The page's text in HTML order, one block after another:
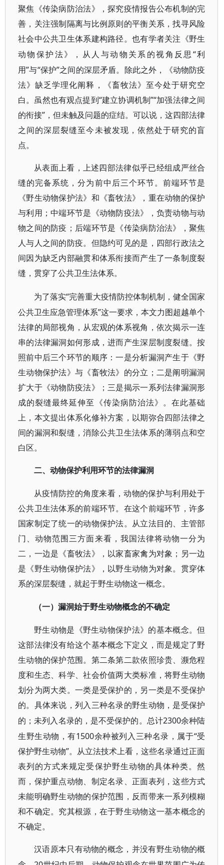
聚焦《传染病防治法》，探究疫情报告公布机制的完
善，关注强制隔离与比例原则的平衡关系，找寻风险
社会中公共卫生体系建构路径。也有学者关注《野生
动物保护法》，从人与动物关系的视角反思 “利
用”与“保护”之间的深层矛盾。除此之外，《动物防疫
法》缺乏学理化阐释，《畜牧法》至今处于研究空
白。虽然也有观点提到“建立协调机制”“加强法律之间
的衔接”，但未触及问题的症结。可以说，这四部法律
之间的深层裂缝至今未被发现，依然处于研究的盲
点。
从表面上看，上述四部法律似乎已经组成严丝合
缝的完备系统，分为前中后三个环节。前端环节是
《野生动物保护法》和《畜牧法》，重在动物的保护
与利用；中端环节是《动物防疫法》，负责动物与动
物之间的防疫；后端环节是《传染病防治法》，聚焦
人与人之间的防疫。但隐约可见的是，四部行政法之
间因为缺乏内部融贯和体系衔接而产生了一条制度裂
缝，贯穿了公共卫生法体系。
为了落实“完善重大疫情防控体制机制，健全国家
公共卫生应急管理体系”这一要求，本文力图超越单个
法律的局部视角，从宏观的体系视角，依次揭示一连
串的法律漏洞如何形成，进而产生深层制度裂缝。按
照前中后三个环节的顺序：一是分析漏洞产生于《野
生动物保护法》与《畜牧法》的分立；二是阐明漏洞
扩大于《动物防疫法》；三是揭示一系列法律漏洞形
成的裂缝最终延伸至《传染病防治法》。在此基础
上，本文提出体系化修补方案，以期弥合四部法律之
间的漏洞和裂缝，消除公共卫生法体系的薄弱点和空
白区。
二、动物保护利用环节的法律漏洞
从疫情防控的角度来看，动物的保护与利用处于
公共卫生法体系的前端环节。在这个前端环节，许多
国家制定了统一的动物保护法。从立法目的、主管部
门、动物范围三方面来看，我国法律将动物一分为
二，一边是《畜牧法》，以家畜家禽为对象；另一边
是《野生动物保护法》，以野生动物为对象。贯穿体
系的深层裂缝，就起于野生动物这一概念。
（一）漏洞始于野生动物概念的不确定
野生动物是《野生动物保护法》的基本概念。但
这部法律没有给这个基本概念下定义，而是规定了野
生动物的保护范围。第二条第二款依照珍贵、濒危程
度和生态、科学、社会价值两大类标准，将野生动物
划分为两大类。一类是受保护的，另一类是不受保护
的。具体来说，列入三种名录的野生动物，是受保护
的；未列入名录的，是不受保护的。总计2300余种陆
生野生动物，有1500余种被列入三种名录，属于“受
保护野生动物”。从立法技术上看，这些名录通过正面
表列的方式来规定受保护野生动物的具体种类。然
而，保护重点动物、制定名录、正面表列，这些方式
未能明确野生动物的保护范围，反而带来一系列模糊
和不确定。究其根源，在于野生动物这一基本概念的
不确定。
汉语原本只有动物的概念，并没有野生动物的概